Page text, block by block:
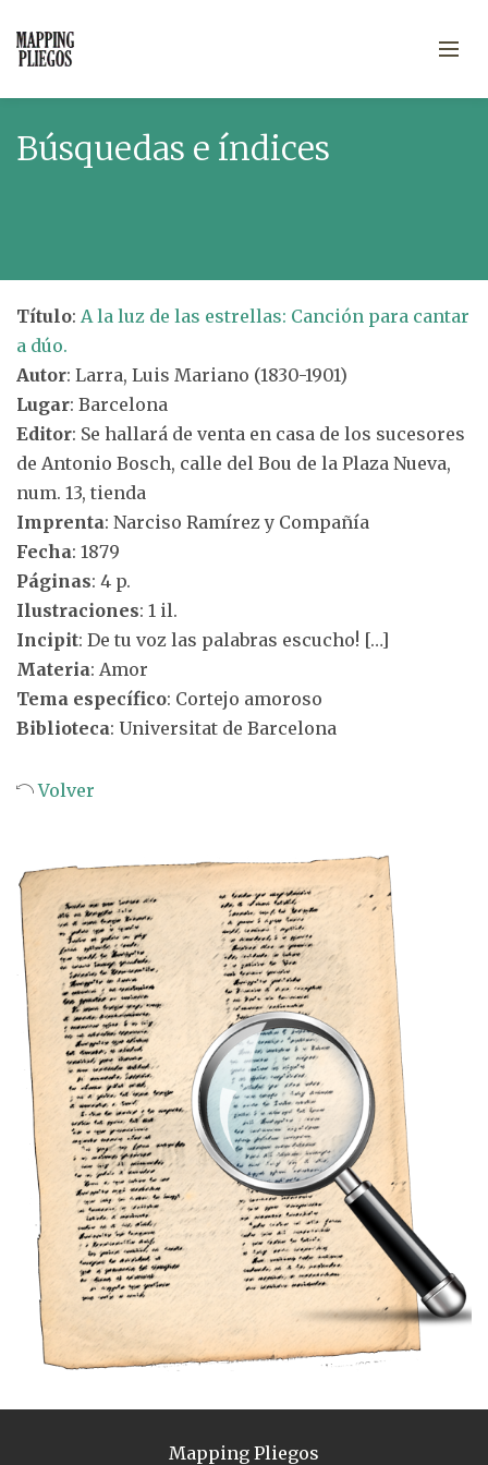
Búsquedas e índices
Título: A la luz de las estrellas: Canción para cantar
a dúo.
Autor: Larra, Luis Mariano (1830-1901)
Lugar: Barcelona
Editor: Se hallará de venta en casa de los sucesores
de Antonio Bosch, calle del Bou de la Plaza Nueva,
num. 13, tienda
Imprenta: Narciso Ramírez y Compañía
Fecha: 1879
Páginas: 4 p.
Ilustraciones: 1 il.
Incipit: De tu voz las palabras escucho! […]
Materia: Amor
Tema específico: Cortejo amoroso
Biblioteca: Universitat de Barcelona
Volver
Mapping Pliegos